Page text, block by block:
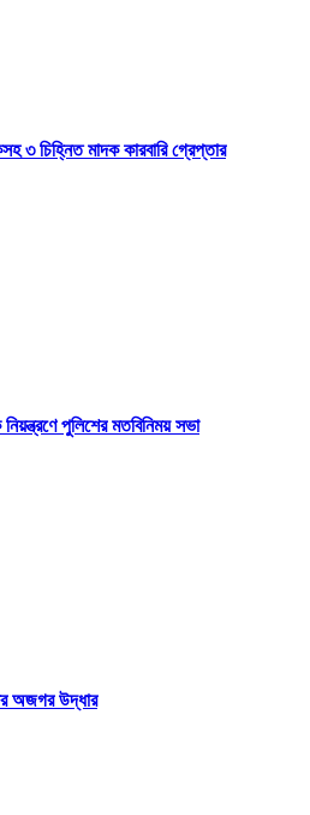
৩ চিহ্নিত মাদক কারবারি গ্রেপ্তার
পুলিশের মতবিনিময় সভা
অজগর উদ্ধার